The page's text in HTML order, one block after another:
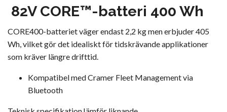
82V CORE™-batteri 400 Wh
CORE400-batteriet väger endast 2,2 kg men erbjuder 405
Wh, vilket gör det idealiskt för tidskrävande applikationer
som kräver längre drifttid.
Kompatibel med Cramer Fleet Management via
Bluetooth